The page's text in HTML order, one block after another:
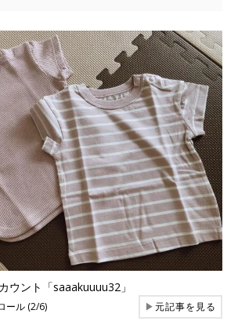
ウント「saaakuuuu32」
ール (2/6) ▶元記事を見る